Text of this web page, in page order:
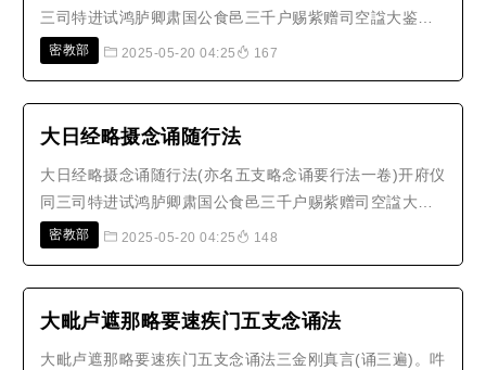
三司特进试鸿胪卿肃国公食邑三千户赐紫赠司空諡大鉴正
号大广智大兴善寺三藏沙门不空奉 诏译稽首无碍智密教意
(一)唵(引)阿(上声)三(去声)..
密教部 2025-05-20 04:25 167
大日经略摄念诵随行法
大日经略摄念诵随行法(亦名五支略念诵要行法一卷)开府仪
同三司特进试鸿胪卿肃国公食邑三千户赐紫赠司空諡大鉴
正号大广智大兴善寺三藏沙门不空奉 诏译稽首无碍智密教
三谜底哩(二合)三谜(三)三摩..
密教部 2025-05-20 04:25 148
大毗卢遮那略要速疾门五支念诵法
大毗卢遮那略要速疾门五支念诵法三金刚真言(诵三遍)。吽